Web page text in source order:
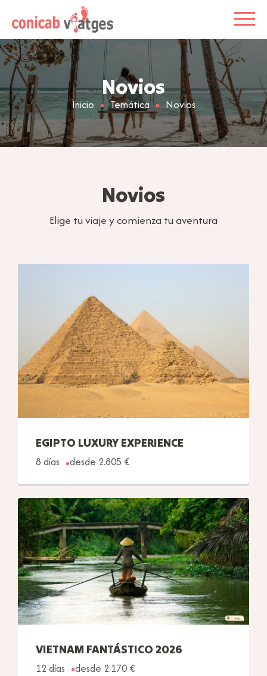
Novios
Inicio Temática Novios
Novios
Elige tu viaje y comienza tu aventura
EGIPTO LUXURY EXPERIENCE
8 días
desde 2.805 €
VIETNAM FANTÁSTICO 2026
12 días
desde 2.170 €